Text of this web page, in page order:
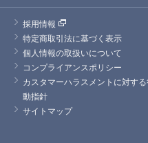
採用情報
特定商取引法に基づく表示
個人情報の取扱いについて
コンプライアンスポリシー
カスタマーハラスメントに対す
動指針
サイトマップ